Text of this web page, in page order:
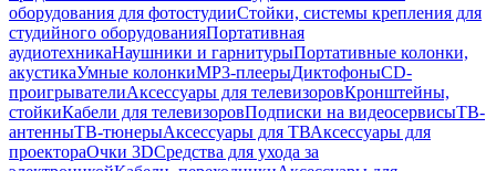
оборудования для фотостудииСтойки, системы крепления для
студийного оборудованияПортативная
аудиотехникаНаушники и гарнитурыПортативные колонки,
акустикаУмные колонкиMP3-плеерыДиктофоныCD-
проигрывателиАксессуары для телевизоровКронштейны,
стойкиКабели для телевизоровПодписки на видеосервисыТВ-
антенныТВ-тюнерыАксессуары для ТВАксессуары для
проектораОчки 3DСредства для ухода за